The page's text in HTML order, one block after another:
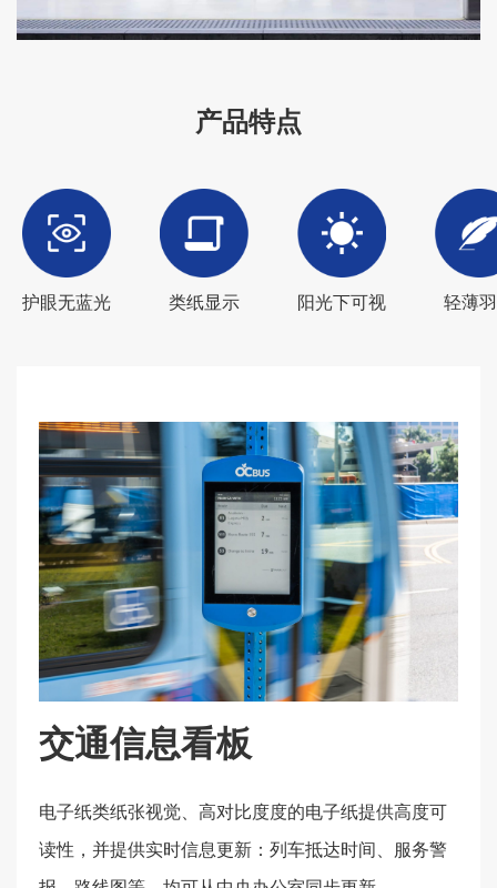
产品特点
护眼无蓝光 类纸显示 阳光下可视 轻薄
车厢内广告
的输出与置换。电子纸技术节电、以电池即可维运的
特色，让远程更新管理内容成为可能。